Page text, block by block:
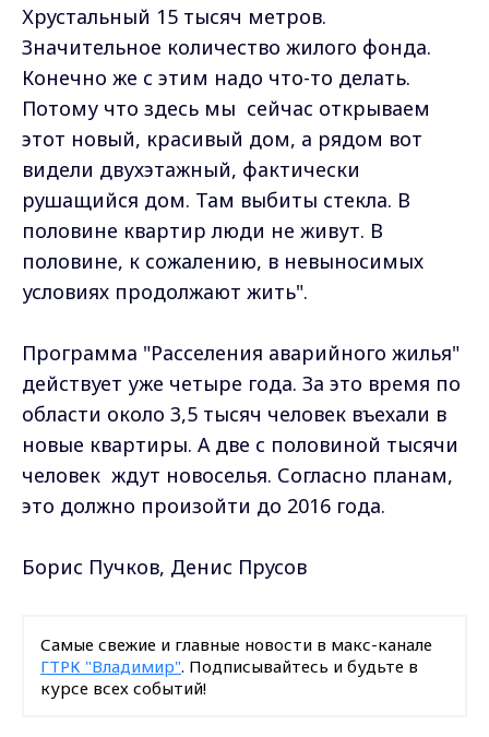
Хрустальный 15 тысяч метров.
Значительное количество жилого фонда.
Конечно же с этим надо что-то делать.
Потому что здесь мы сейчас открываем
этот новый, красивый дом, а рядом вот
видели двухэтажный, фактически
рушащийся дом. Там выбиты стекла. В
половине квартир люди не живут. В
половине, к сожалению, в невыносимых
условиях продолжают жить".
Программа "Расселения аварийного жилья"
действует уже четыре года. За это время по
области около 3,5 тысяч человек въехали в
новые квартиры. А две с половиной тысячи
человек ждут новоселья. Согласно планам,
это должно произойти до 2016 года.
Борис Пучков, Денис Прусов
Самые свежие и главные новости в макс-канале
ГТРК "Владимир". Подписывайтесь и будьте в
курсе всех событий!